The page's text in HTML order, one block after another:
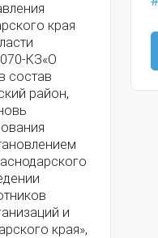
края
КЗ«О
состав
район,
и
края»,